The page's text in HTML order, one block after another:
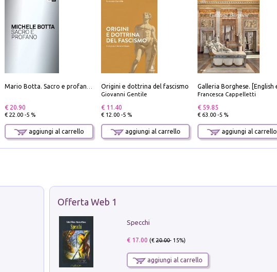
€ 20.90
€ 22.00 -5 %
aggiungi al carrello
Origini e dottrina del fascismo
Giovanni Gentile
€ 11.40
€ 12.00 -5 %
aggiungi al carrello
Francesca Cappelletti
€ 59.85
€ 63.00 -5 %
aggiungi al carrello
Offerta Web 1
Specchi
€ 17.00 (€20.00- 15%)
aggiungi al carrello